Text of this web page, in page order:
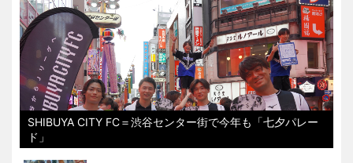
SHIBUYA CITY FC＝渋谷センター街で今年も「七夕パレー
ド」